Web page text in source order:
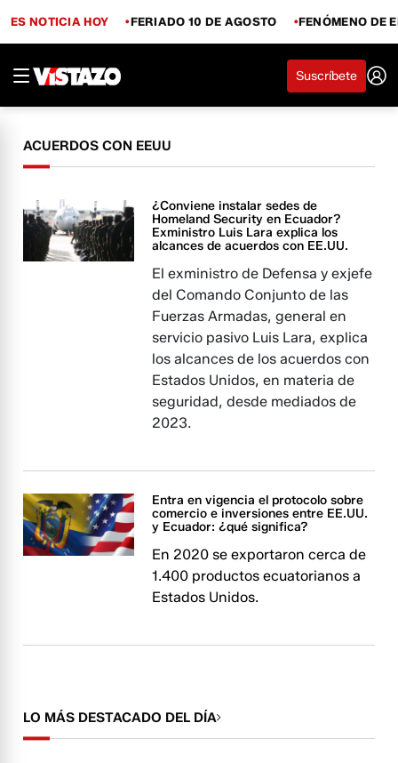
ES NOTICIA HOY FERIADO 10 DE AGOSTO FENÓMENO DE
Suscríbete
ACUERDOS CON EEUU
¿Conviene instalar sedes de
Homeland Security en Ecuador?
Exministro Luis Lara explica los
alcances de acuerdos con EE.UU.
El exministro de Defensa y exjefe
del Comando Conjunto de las
Fuerzas Armadas, general en
servicio pasivo Luis Lara, explica
los alcances de los acuerdos con
Estados Unidos, en materia de
seguridad, desde mediados de
2023.
Entra en vigencia el protocolo sobre
comercio e inversiones entre EE.UU.
y Ecuador: ¿qué significa?
En 2020 se exportaron cerca de
1.400 productos ecuatorianos a
Estados Unidos.
LO MÁS DESTACADO DEL DÍA